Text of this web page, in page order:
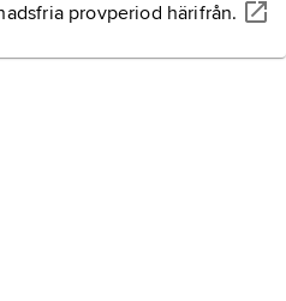
provperiod härifrån.